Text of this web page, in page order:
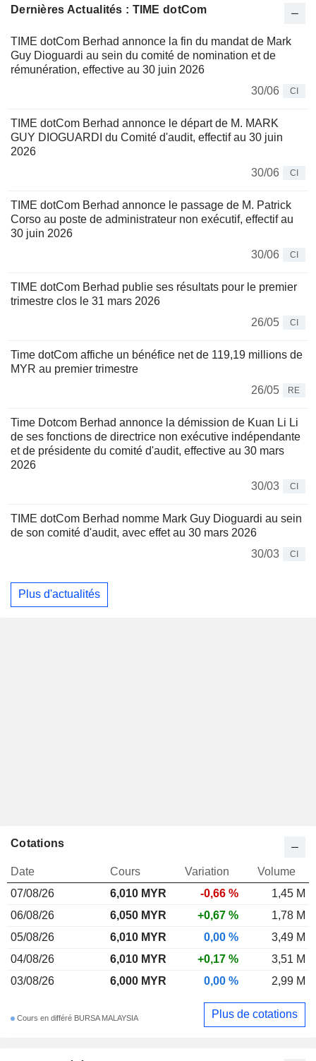
Dernières Actualités : TIME dotCom
TIME dotCom Berhad annonce la fin du mandat de Mark
Guy Dioguardi au sein du comité de nomination et de
rémunération, effective au 30 juin 2026
30/06
CI
TIME dotCom Berhad annonce le départ de M. MARK
GUY DIOGUARDI du Comité d'audit, effectif au 30 juin
2026
30/06
CI
TIME dotCom Berhad annonce le passage de M. Patrick
Corso au poste de administrateur non exécutif, effectif au
30 juin 2026
30/06
CI
TIME dotCom Berhad publie ses résultats pour le premier
trimestre clos le 31 mars 2026
26/05
CI
Time dotCom affiche un bénéfice net de 119,19 millions de
MYR au premier trimestre
26/05
RE
Time Dotcom Berhad annonce la démission de Kuan Li Li
de ses fonctions de directrice non exécutive indépendante
et de présidente du comité d'audit, effective au 30 mars
2026
30/03
CI
TIME dotCom Berhad nomme Mark Guy Dioguardi au sein
de son comité d'audit, avec effet au 30 mars 2026
30/03
CI
Plus d'actualités
Cotations
Date Cours Variation
Volume
07/08/26
6,010 MYR -0,66 %
1,45 M
06/08/26
6,050 MYR +0,67 %
1,78 M
05/08/26
6,010 MYR 0,00 %
3,49 M
04/08/26
6,010 MYR +0,17 %
3,51 M
03/08/26
6,000 MYR 0,00 % 2,99 M
Cours en différé BURSA MALAYSIA Plus de cotations